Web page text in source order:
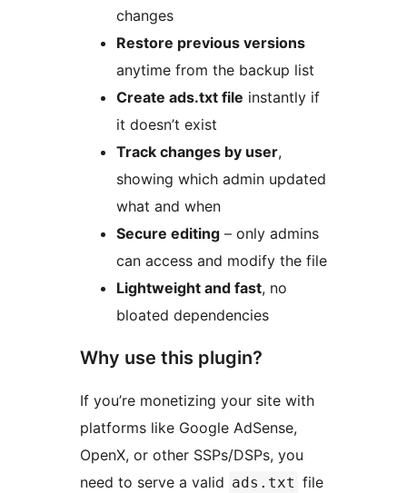
changes
Restore previous versions
anytime from the backup list
Create ads.txt file instantly if
it doesn’t exist
Track changes by user,
showing which admin updated
what and when
Secure editing – only admins
can access and modify the file
Lightweight and fast, no
bloated dependencies
Why use this plugin?
If you’re monetizing your site with
platforms like Google AdSense,
OpenX, or other SSPs/DSPs, you
need to serve a valid ads.txt file